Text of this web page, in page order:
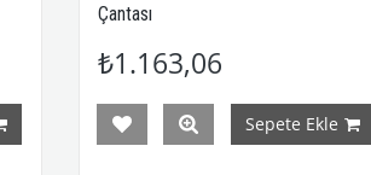
Çantası
₺1.163,06
Sepete Ekle